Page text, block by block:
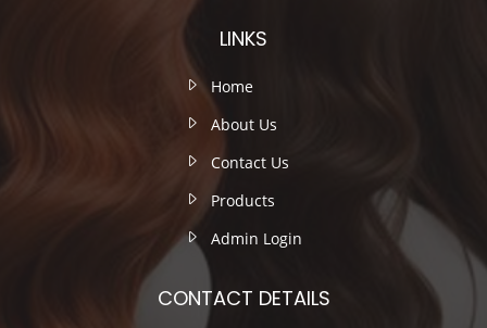
LINKS
Home
About Us
Contact Us
Products
Admin Login
CONTACT DETAILS